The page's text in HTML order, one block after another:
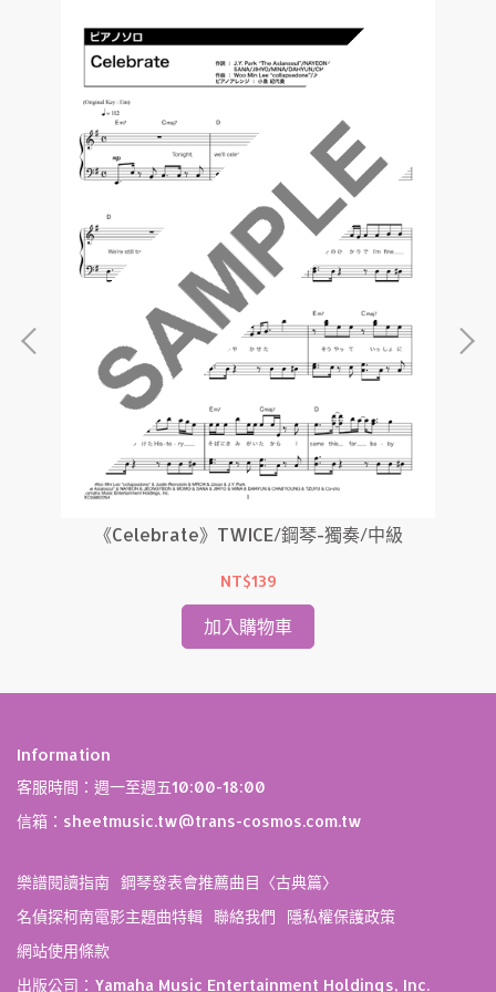
《Celebrate》TWICE/鋼琴-獨奏/中級
NT$139
加入購物車
Information
客服時間：週一至週五10:00-18:00
信箱：sheetmusic.tw@trans-cosmos.com.tw
樂譜閱讀指南 鋼琴發表會推薦曲目〈古典篇〉
名偵探柯南電影主題曲特輯 聯絡我們
隱私權保護政策
網站使用條款
出版公司：Yamaha Music Entertainment Holdings, Inc.